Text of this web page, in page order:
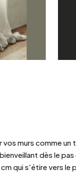
mâché
galva
vos murs comme
dès le
qui s'étire vers